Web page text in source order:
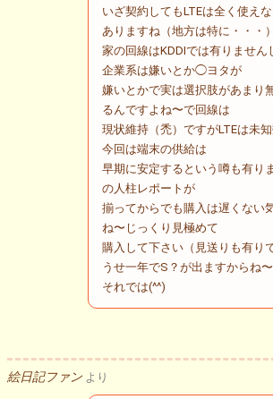
いざ契約してもLTEは全く使え
ありますね（地方は特に・・・）
家の回線はKDDIでは有りませ
企業系は嫌いとか◯ヨタが
嫌いとかで実は選択肢があまり
るんですよね〜で回線は
現状維持（禿）ですがLTEは未
今回は端末の供給は
早期に安定するという噂も有り
の人柱レポートが
揃ってからでも購入は遅くない
ね〜じっくり見極めて
購入して下さい（見送りも有り
うせ一年でS？が出ますからね〜
それでは(^^)
絵日記ファン より